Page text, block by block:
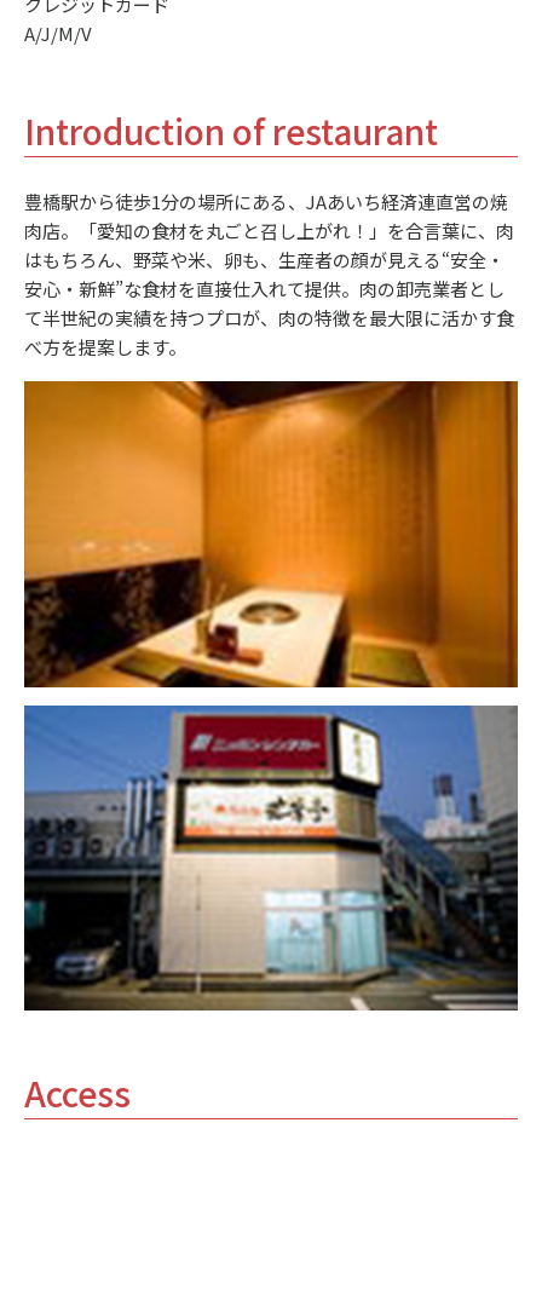
A/J/M/V
Introduction of restaurant
豊橋駅から徒歩1分の場所にある、JAあいち経済連直営の焼
肉店。「愛知の食材を丸ごと召し上がれ！」を合言葉に、肉
はもちろん、野菜や米、卵も、生産者の顔が見える“安全・
安心・新鮮”な食材を直接仕入れて提供。肉の卸売業者とし
て半世紀の実績を持つプロが、肉の特徴を最大限に活かす食
べ方を提案します。
Access